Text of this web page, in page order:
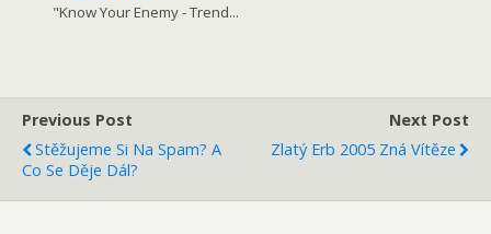
"Know Your Enemy - Trend...
Previous Post
Stěžujeme Si Na Spam? A
Co Se Děje Dál?
Next Post
Zlatý Erb 2005 Zná Vítěze